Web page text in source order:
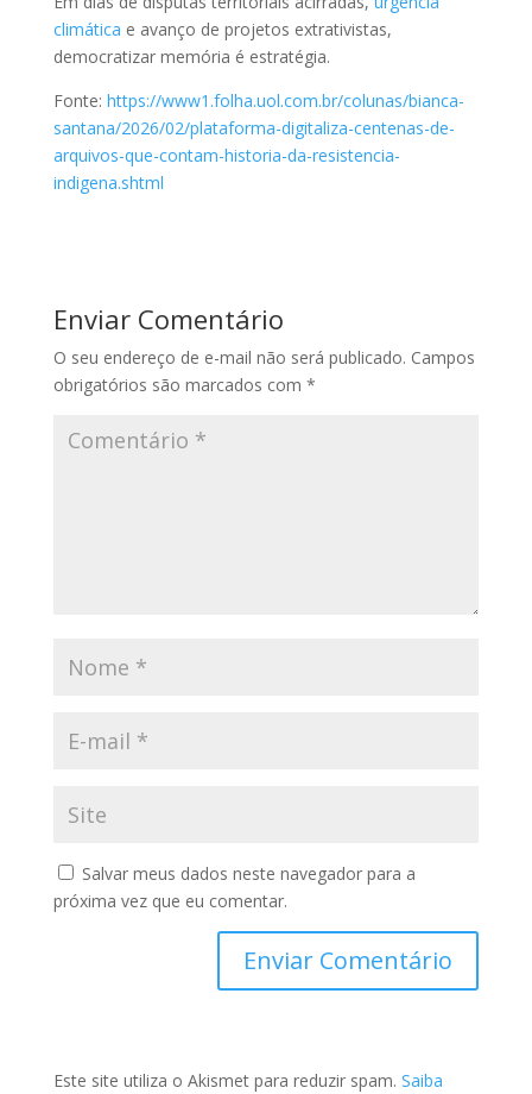
climática e avanço de projetos extrativistas,
democratizar memória é estratégia.
Fonte: https://www1.folha.uol.com.br/colunas/bianca-
santana/2026/02/plataforma-digitaliza-centenas-de-
arquivos-que-contam-historia-da-resistencia-
indigena.shtml
Enviar Comentário
O seu endereço de e-mail não será publicado. Campos
obrigatórios são marcados com *
Salvar meus dados neste navegador para a
próxima vez que eu comentar.
Este site utiliza o Akismet para reduzir spam. Saiba